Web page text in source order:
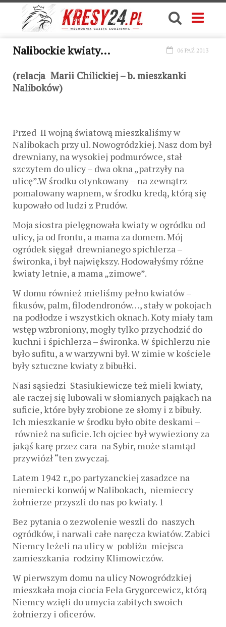
Nalibockie kwiaty… 06 PAŹ 2013
(relacja Marii Chilickiej – b. mieszkanki
Naliboków)
Przed II wojną światową mieszkaliśmy w
Nalibokach przy ul. Nowogródzkiej. Nasz dom był
drewniany, na wysokiej podmurówce, stał
szczytem do ulicy – dwa okna „patrzyły na
ulicę”.W środku otynkowany – na zewnątrz
pomalowany wapnem, w środku kredą, którą się
kupowało od ludzi z Prudów.
Moja siostra pielęgnowała kwiaty w ogródku od
ulicy, ja od frontu, a mama za domem. Mój
ogródek sięgał drewnianego spichlerza –
świronka, i był największy. Hodowałyśmy różne
kwiaty letnie, a mama „zimowe”.
W domu również mieliśmy pełno kwiatów –
fikusów, palm, filodendronów…, stały w pokojach
na podłodze i wszystkich oknach. Koty miały tam
wstęp wzbroniony, mogły tylko przychodzić do
kuchni i śpichlerza – świronka. W śpichlerzu nie
było sufitu, a w warzywni był. W zimie w kościele
były sztuczne kwiaty z bibułki.
Nasi sąsiedzi Stasiukiewicze też mieli kwiaty,
ale raczej się lubowali w słomianych pająkach na
suficie, które były zrobione ze słomy i z bibuły.
Ich mieszkanie w środku było obite deskami –
również na suficie. Ich ojciec był wywieziony za
jakąś karę przez cara na Sybir, może stamtąd
przywiózł “ten zwyczaj.
Latem 1942 r.,po partyzanckiej zasadzce na
niemiecki konwój w Nalibokach, niemieccy
żołnierze przyszli do nas po kwiaty. 1
Bez pytania o zezwolenie weszli do naszych
ogródków, i narwali całe naręcza kwiatów. Zabici
Niemcy leżeli na ulicy w pobliżu miejsca
zamieszkania rodziny Klimowiczów.
W pierwszym domu na ulicy Nowogródzkiej
mieszkała moja ciocia Fela Grygorcewicz, którą
Niemcy wzięli do umycia zabitych swoich
żołnierzy i oficerów.